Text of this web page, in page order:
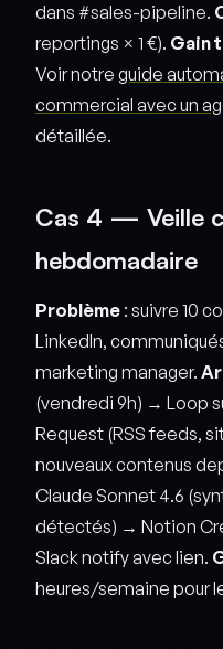
dans #sales-pipeline.
reportings × 1 €). Gain
Voir notre guide
commercial avec un
détaillée.
Cas 4 — Veille
hebdomadaire
Problème : suivre 10
LinkedIn,
marketing manager.
(vendredi 9h) → Loop
Request (RSS feeds,
nouveaux contenus
Claude Sonnet 4.6
détectés) → Notion
Slack notify avec lien.
heures/semaine pour